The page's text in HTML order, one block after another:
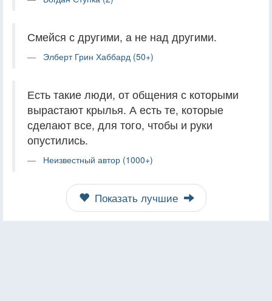
Смейся с другими, а не над другими.
Элберт Грин Хаббард (50+)
Есть такие люди, от общения с которыми
вырастают крылья. А есть те, которые
сделают все, для того, чтобы и руки
опустились.
Неизвестный автор (1000+)
Показать лучшие